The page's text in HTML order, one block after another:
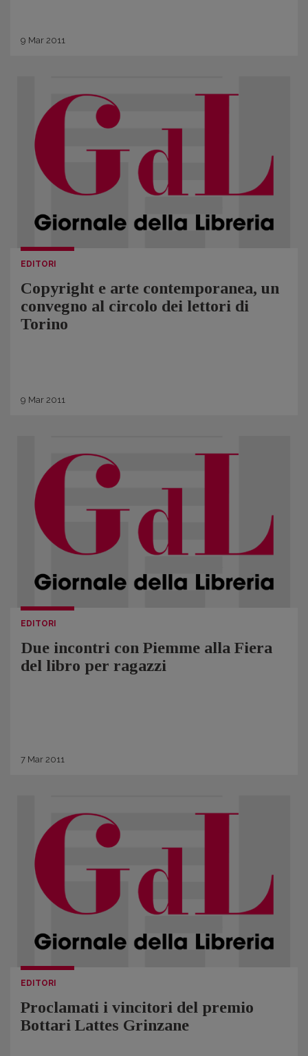
9 Mar 2011
EDITORI
Copyright e arte contemporanea, un
convegno al circolo dei lettori di
Torino
9 Mar 2011
EDITORI
Due incontri con Piemme alla Fiera
del libro per ragazzi
7 Mar 2011
EDITORI
Proclamati i vincitori del premio
Bottari Lattes Grinzane